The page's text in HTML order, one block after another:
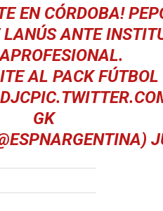
EN CÓRDOBA!
ANTE
.
AL PACK FÚTBOL
GK